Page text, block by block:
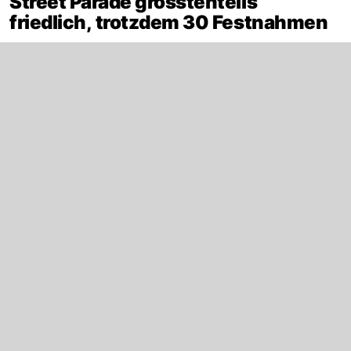
friedlich, trotzdem 30 Festnahmen